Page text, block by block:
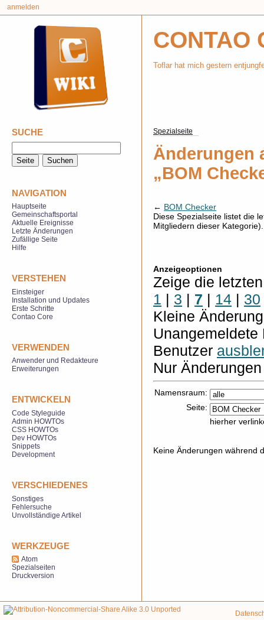
Änderungen
„BOM
← BOM Checker
Diese Spezialseite listet die
Mitgliedern dieser
Anzeigeoptionen
Zeige die
1 | 3 | 7 | 14 | 30
Kleine
Benutzer
Nur
Namensraum:
Seite:
hierher
Keine Änderungen während
Spezialseite
anmelden
CONTAO
Toflar hat mich gestern
SUCHE
NAVIGATION
Hauptseite
Gemeinschaftsportal
Aktuelle Ereignisse
Letzte Änderungen
Zufällige Seite
Hilfe
VERSTEHEN
Einsteiger
Installation und Updates
Erste Schritte
Contao Core
VERWENDEN
Anwender und Redakteure
Erweiterungen
ENTWICKELN
Code Styleguide
Admin HOWTOs
CSS HOWTOs
Dev HOWTOs
Snippets
Development
VERSCHIEDENES
Sonstiges
Fehlersuche
Unvollständige Artikel
WERKZEUGE
Atom
Spezialseiten
Druckversion